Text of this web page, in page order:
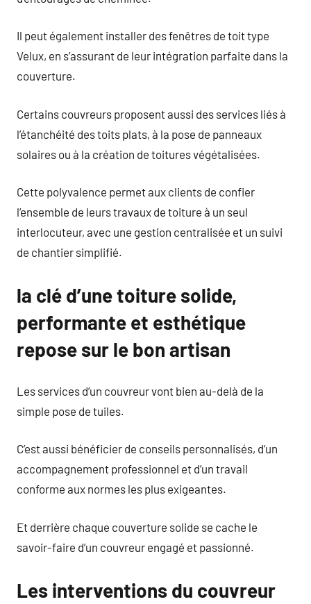
Il peut également installer des fenêtres de toit type
Velux, en s’assurant de leur intégration parfaite dans la
couverture.
Certains couvreurs proposent aussi des services liés à
l’étanchéité des toits plats, à la pose de panneaux
solaires ou à la création de toitures végétalisées.
Cette polyvalence permet aux clients de confier
l’ensemble de leurs travaux de toiture à un seul
interlocuteur, avec une gestion centralisée et un suivi
de chantier simplifié.
la clé d’une toiture solide,
performante et esthétique
repose sur le bon artisan
Les services d’un couvreur vont bien au-delà de la
simple pose de tuiles.
C’est aussi bénéficier de conseils personnalisés, d’un
accompagnement professionnel et d’un travail
conforme aux normes les plus exigeantes.
Et derrière chaque couverture solide se cache le
savoir-faire d’un couvreur engagé et passionné.
Les interventions du couvreur